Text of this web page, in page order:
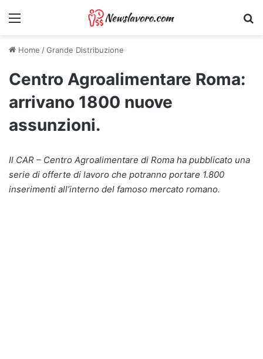
Menu
Home /Grande Distribuzione
Centro Agroalimentare Roma:
arrivano 1800 nuove
assunzioni.
Il CAR – Centro Agroalimentare di Roma ha pubblicato una
serie di offerte di lavoro che potranno portare 1.800
inserimenti all’interno del famoso mercato romano.